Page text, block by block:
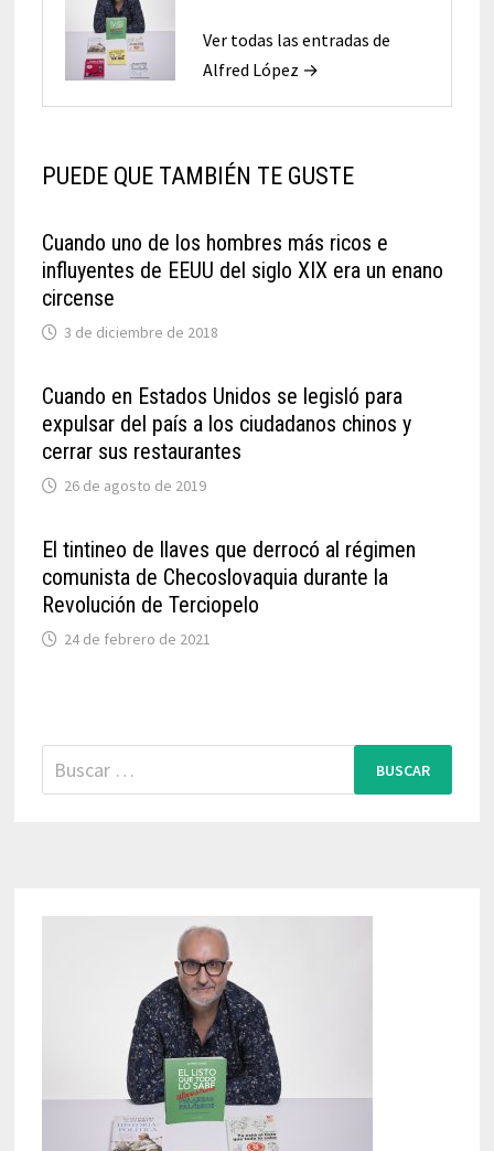
Ver todas las entradas de
Alfred López →
PUEDE QUE TAMBIÉN TE GUSTE
Cuando uno de los hombres más ricos e
influyentes de EEUU del siglo XIX era un enano
circense
3 de diciembre de 2018
Cuando en Estados Unidos se legisló para
expulsar del país a los ciudadanos chinos y
cerrar sus restaurantes
26 de agosto de 2019
El tintineo de llaves que derrocó al régimen
comunista de Checoslovaquia durante la
Revolución de Terciopelo
24 de febrero de 2021
Buscar: